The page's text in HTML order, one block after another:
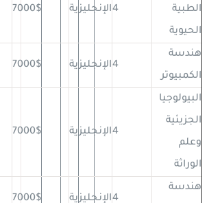
الطبية
الحيوية
4الإنجليزية 7000$
هندسة
الكمبيوتر
4الإنجليزية 7000$
البيولوجيا
الجزيئية
وعلم
الوراثة
4الإنجليزية 7000$
هندسة
4الإنجليزية 7000$